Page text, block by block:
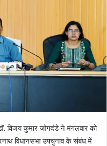
विजय कुमार जोगदंडे ने मंगलवार को
विधानसभा उपचुनाव के संबंध में